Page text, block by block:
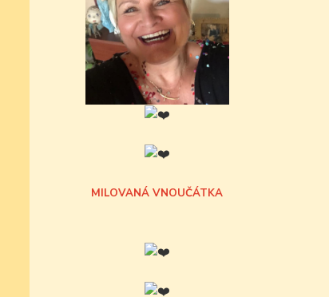
MILOVANÁ VNOUČÁTKA